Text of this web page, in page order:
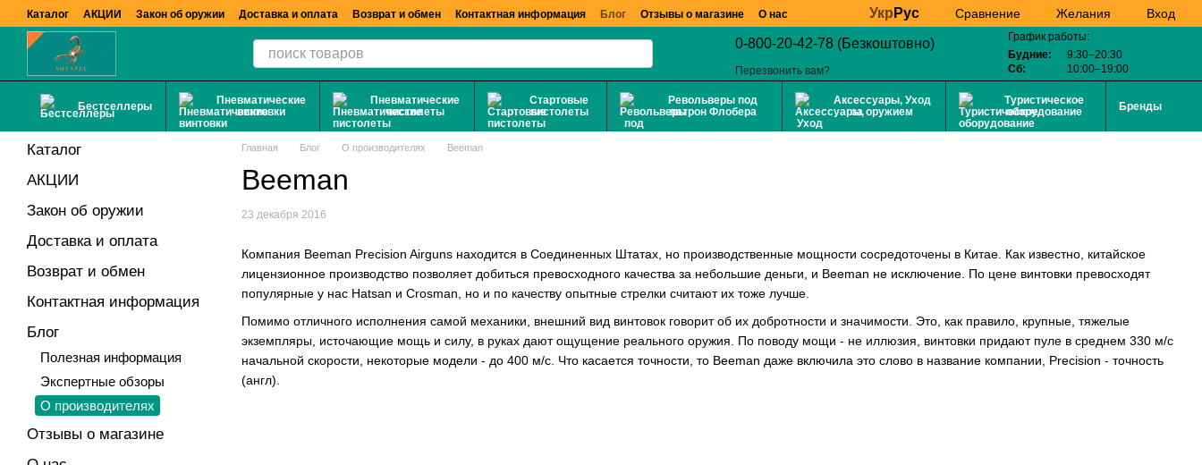
Перейти к основному контенту
Каталог АКЦИИ Закон об оружии Доставка и оплата Возврат и обмен Контактная информация Блог Отзывы о магазине О нас Укр Рус Сравнение Желания Вход
0-800-20-42-78 (Безкоштовно)
Перезвонить вам?
График работы:
Будние:
9:30–20:30
Сб:
10:00–19:00
Бестселлеры
Пневматические
винтовки
Пневматические
пистолеты
Стартовые
пистолеты
Револьверы под
патрон Флобера
Аксессуары, Уход
за оружием
Туристическое
оборудование
Бренды
Главная Блог О производителях Beeman
Beeman
23 декабря 2016
Компания Beeman Precision Airguns находится в Соединенных Штатах, но производственные мощности сосредоточены в Китае. Как известно, китайское
лицензионное производство позволяет добиться превосходного качества за небольшие деньги, и Beeman не исключение. По цене винтовки превосходят
популярные у нас Hatsan и Crosman, но и по качеству опытные стрелки считают их тоже лучше.
Помимо отличного исполнения самой механики, внешний вид винтовок говорит об их добротности и значимости. Это, как правило, крупные, тяжелые
экземпляры, источающие мощь и силу, в руках дают ощущение реального оружия. По поводу мощи - не иллюзия, винтовки придают пуле в среднем 330 м/с
начальной скорости, некоторые модели - до 400 м/с. Что касается точности, то Beeman даже включила это слово в название компании, Precision - точность
(англ).
Каталог
АКЦИИ
Закон об оружии
Доставка и оплата
Возврат и обмен
Контактная информация
Блог
Полезная информация
Экспертные обзоры
О производителях
Отзывы о магазине